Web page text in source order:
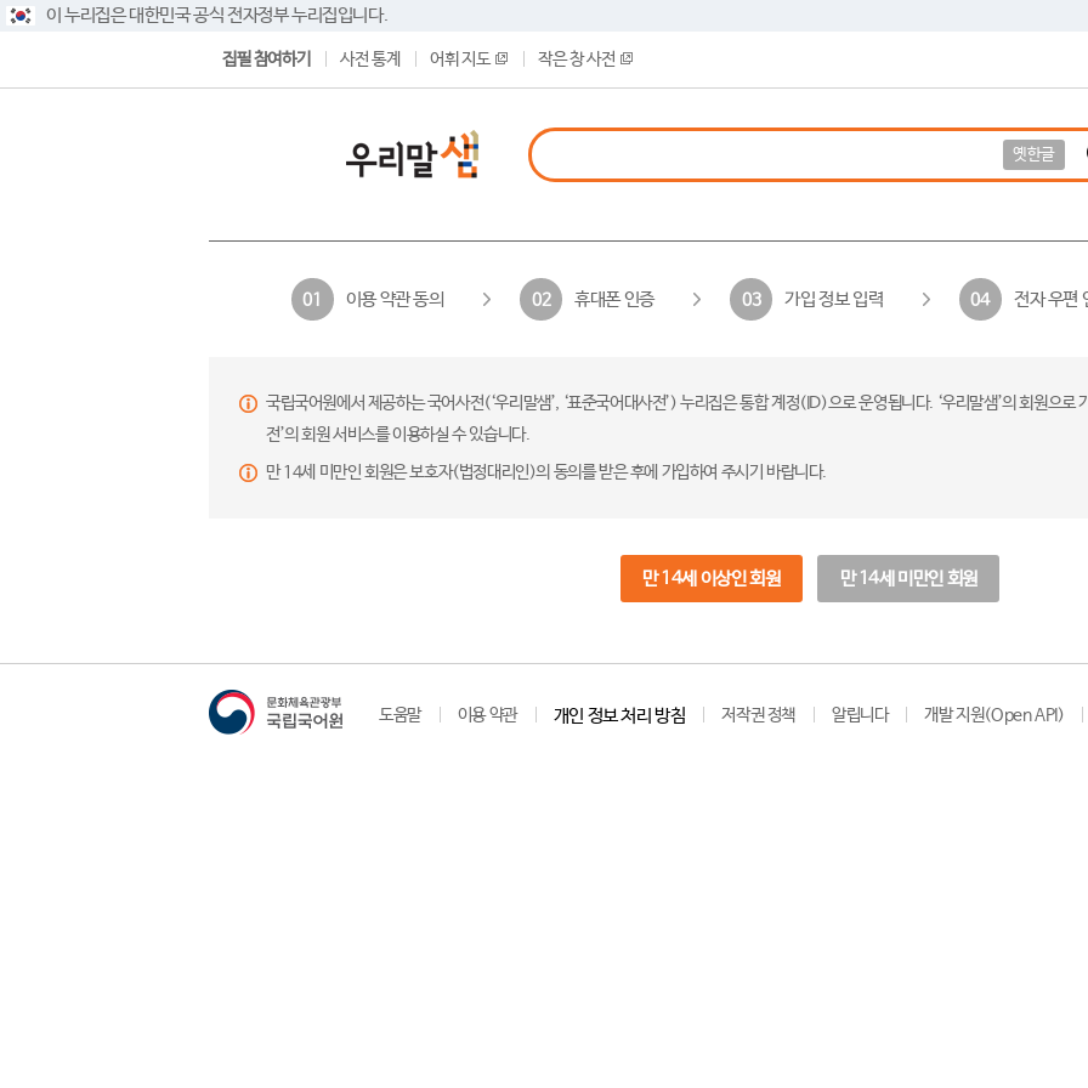
이 누리집은 대한민국 공식 전자정부 누리집입니다.
집필 참여하기 사전 통계 어휘 지도 작은 창 사전
옛한글
01 이용 약관 동의 02 휴대폰 인증 03 가입 정보 입력 04 전자 우편
국립국어원에서 제공하는 국어사전(‘우리말샘’, ‘표준국어대사전’) 누리집은 통합 계정(ID)으로 운영됩니다. ‘우리말샘’의 회원으
전’의 회원 서비스를 이용하실 수 있습니다.
만 14세 미만인 회원은 보호자(법정대리인)의 동의를 받은 후에 가입하여 주시기 바랍니다.
만 14세 이상인 회원 만 14세 미만인 회원
도움말 이용 약관 개인 정보 처리 방침 저작권 정책 알립니다 개발 지원(Open API)